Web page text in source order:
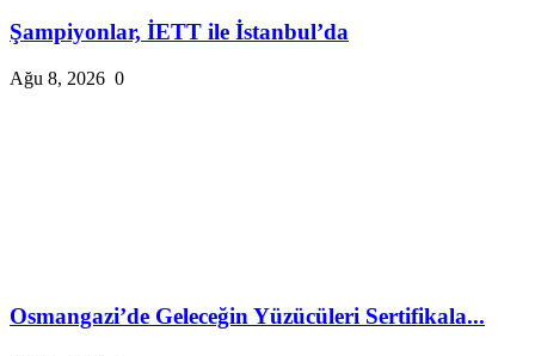
Şampiyonlar, İETT ile İstanbul’da
Ağu 8, 2026 0
Osmangazi’de Geleceğin Yüzücüleri Sertifikala...